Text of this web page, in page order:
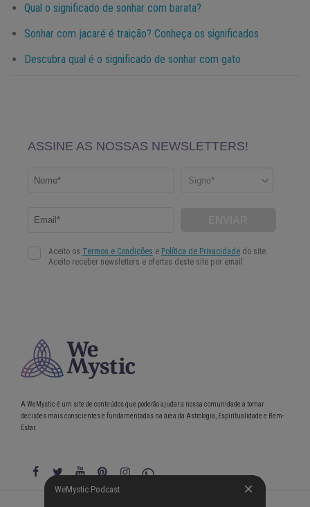
Qual o significado de sonhar com barata?
Sonhar com jacaré é traição? Conheça os significados
Descubra qual é o significado de sonhar com gato
WeMystic Podcast
A WeMystic é um site de conteúdos que poderão ajudar a nossa comunidade a tomar
decisões mais conscientes e fundamentadas na área da Astrologia, Espiritualidade e Bem-
Estar.
WeMystic Podcast